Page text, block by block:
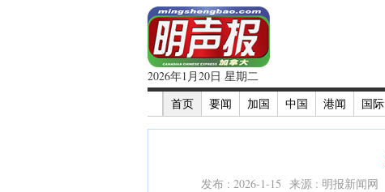
2026年1月20日 星期二
首页
要闻 加国 中国 港闻 国际
发布 : 2026-1-15 来源 : 明报新闻网